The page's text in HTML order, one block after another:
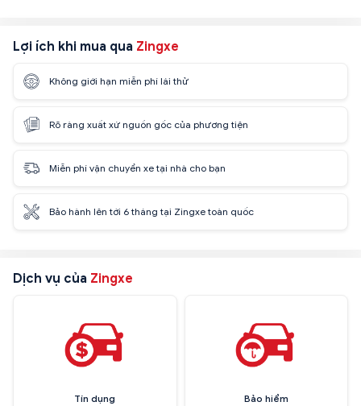
Lợi ích khi mua qua Zingxe
Không giới hạn miễn phí lái thử
Rõ ràng xuất xứ nguồn gốc của phương tiện
Miễn phí vận chuyển xe tại nhà cho bạn
Bảo hành lên tới 6 tháng tại Zingxe toàn quốc
Dịch vụ của Zingxe
Tín dụng
Bảo hiểm